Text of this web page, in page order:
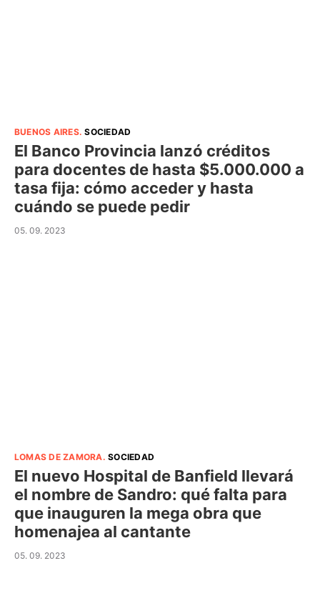
BUENOS AIRES.SOCIEDAD
El Banco Provincia lanzó créditos
para docentes de hasta $5.000.000 a
tasa fija: cómo acceder y hasta
cuándo se puede pedir
05. 09. 2023
LOMAS DE ZAMORA.SOCIEDAD
El nuevo Hospital de Banfield llevará
el nombre de Sandro: qué falta para
que inauguren la mega obra que
homenajea al cantante
05. 09. 2023